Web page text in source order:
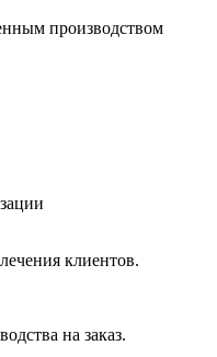
производством
клиентов.
на заказ.